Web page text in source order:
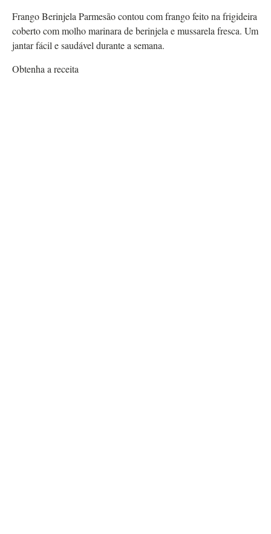
Frango Berinjela Parmesão contou com frango feito na frigideira
coberto com molho marinara de berinjela e mussarela fresca. Um
jantar fácil e saudável durante a semana.
Obtenha a receita